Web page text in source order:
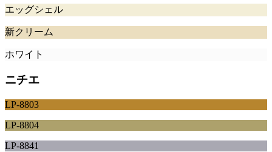
エッグシェル
新クリーム
ホワイト
ニチエ
LP-8803
LP-8804
LP-8841